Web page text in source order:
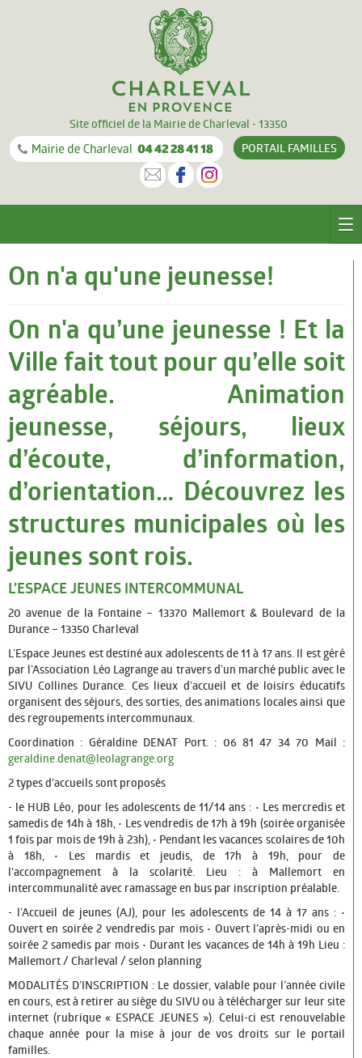
Site officiel de la Mairie de Charleval - 13350
PORTAIL FAMILLES
Equipements
Documentation
Infos pratiques
CONSEIL MUNICIPAL
Maire Adjoints Conseillers
Les derniers P.V
Les Grands Travaux
VIE SOCIALE ET EMPLOI
Seniors
CCAS
Logement
informations Emploi
URBANISME
Les permanences
Le PLU
VIE ÉCONOMIQUE
Entreprendre
Marchés Publics
ÉDUCATION ET JEUNESSE
Petite enfance
Vie scolaire
Jeunesse
On n'a qu'une jeunesse!
On n'a qu’une jeunesse ! Et la
Ville fait tout pour qu’elle soit
agréable. Animation
jeunesse, séjours, lieux
d’écoute, d’information,
d’orientation… Découvrez les
structures municipales où les
jeunes sont rois.
L’ESPACE JEUNES INTERCOMMUNAL
20 avenue de la Fontaine – 13370 Mallemort & Boulevard de la
Durance – 13350 Charleval
L’Espace Jeunes est destiné aux adolescents de 11 à 17 ans. Il est géré
par l’Association Léo Lagrange au travers d’un marché public avec le
SIVU Collines Durance. Ces lieux d’accueil et de loisirs éducatifs
organisent des séjours, des sorties, des animations locales ainsi que
des regroupements intercommunaux.
Coordination : Géraldine DENAT Port. : 06 81 47 34 70 Mail :
geraldine.denat@leolagrange.org
2 types d'accueils sont proposés
- le HUB Léo, pour les adolescents de 11/14 ans : • Les mercredis et
samedis de 14h à 18h, • Les vendredis de 17h à 19h (soirée organisée
1 fois par mois de 19h à 23h), • Pendant les vacances scolaires de 10h
à 18h, • Les mardis et jeudis, de 17h à 19h, pour de
l'accompagnement à la scolarité. Lieu : à Mallemort en
intercommunalité avec ramassage en bus par inscription préalable.
- l’Accueil de jeunes (AJ), pour les adolescents de 14 à 17 ans : •
Ouvert en soirée 2 vendredis par mois • Ouvert l’après-midi ou en
soirée 2 samedis par mois • Durant les vacances de 14h à 19h Lieu :
Mallemort / Charleval / selon planning
MODALITÉS D’INSCRIPTION : Le dossier, valable pour l’année civile
en cours, est à retirer au siège du SIVU ou à télécharger sur leur site
internet (rubrique « ESPACE JEUNES »). Celui-ci est renouvelable
chaque année pour la mise à jour de vos droits sur le portail
familles.